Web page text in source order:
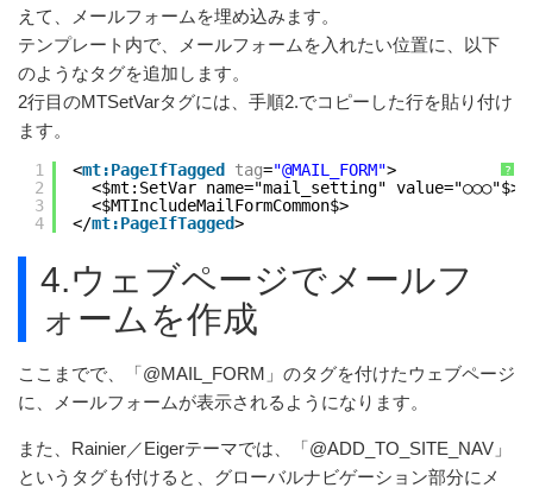
えて、メールフォームを埋め込みます。
テンプレート内で、メールフォームを入れたい位置に、以下
のようなタグを追加します。
2行目のMTSetVarタグには、手順2.でコピーした行を貼り付け
ます。
?
1
2
3
4
<mt:PageIfTagged tag="@MAIL_FORM">
<$mt:SetVar name="mail_setting" value="○○○"$>
<$MTIncludeMailFormCommon$>
</mt:PageIfTagged>
4.ウェブページでメールフ
ォームを作成
ここまでで、「@MAIL_FORM」のタグを付けたウェブページ
に、メールフォームが表示されるようになります。
また、Rainier／Eigerテーマでは、「@ADD_TO_SITE_NAV」
というタグも付けると、グローバルナビゲーション部分にメ